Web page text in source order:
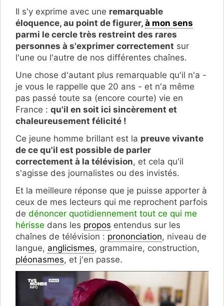
Il s'y exprime avec une remarquable
éloquence, au point de figurer, à mon sens
parmi le cercle très restreint des rares
personnes à s'exprimer correctement sur
l'une ou l'autre de nos différentes chaînes.
Une chose d'autant plus remarquable qu'il n'a -
je vous le rappelle que 20 ans - et n'a même
pas passé toute sa (encore courte) vie en
France : qu'il en soit ici sincèrement et
chaleureusement félicité !
Ce jeune homme brillant est la preuve vivante
de ce qu'il est possible de parler
correctement à la télévision, et cela qu'il
s'agisse des journalistes ou des invistés.
Et la meilleure réponse que je puisse apporter à
ceux de mes lecteurs qui me reprochent parfois
de dénoncer quotidiennement tout ce qui me
hérisse dans les propos entendus sur les
chaînes de télévision : prononciation, niveau de
langue, anglicismes, grammaire, construction,
pléonasmes, et j'en passe.